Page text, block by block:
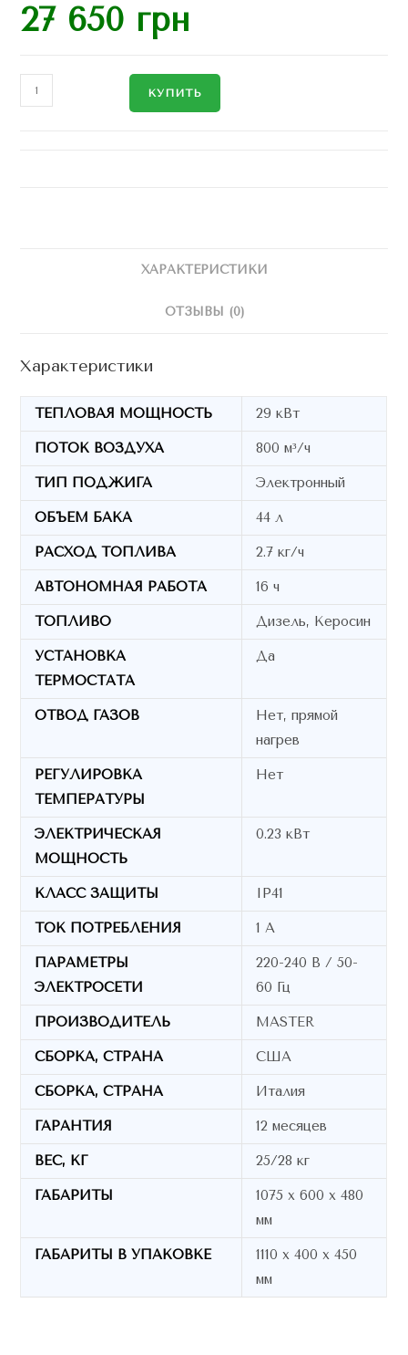
27 650 грн
КУПИТЬ
ХАРАКТЕРИСТИКИ
ОТЗЫВЫ (0)
Характеристики
ТЕПЛОВАЯ МОЩНОСТЬ 29 кВт
ПОТОК ВОЗДУХА 800 м³/ч
ТИП ПОДЖИГА Электронный
ОБЪЕМ БАКА 44 л
РАСХОД ТОПЛИВА 2.7 кг/ч
АВТОНОМНАЯ РАБОТА 16 ч
ТОПЛИВО Дизель, Керосин
УСТАНОВКА
ТЕРМОСТАТА
Да
ОТВОД ГАЗОВ
Нет, прямой
нагрев
РЕГУЛИРОВКА
ТЕМПЕРАТУРЫ
Нет
ЭЛЕКТРИЧЕСКАЯ
МОЩНОСТЬ
0.23 кВт
КЛАСС ЗАЩИТЫ IP41
ТОК ПОТРЕБЛЕНИЯ 1 А
ПАРАМЕТРЫ
ЭЛЕКТРОСЕТИ
220-240 В / 50-
60 Гц
ПРОИЗВОДИТЕЛЬ MASTER
СБОРКА, СТРАНА США
СБОРКА, СТРАНА Италия
ГАРАНТИЯ 12 месяцев
ВЕС, КГ 25/28 кг
ГАБАРИТЫ
1075 x 600 x 480
мм
ГАБАРИТЫ В УПАКОВКЕ
1110 x 400 x 450
мм